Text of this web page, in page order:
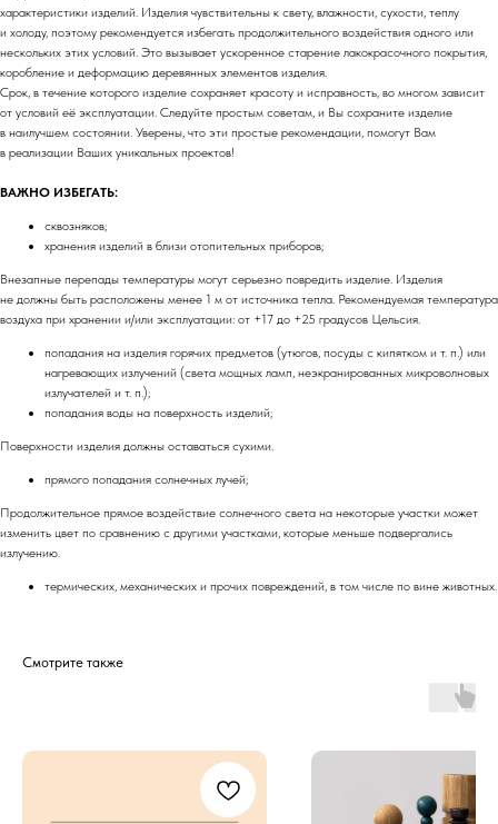
характеристики изделий. Изделия чувствительны к свету, влажности, сухости, теплу
и холоду, поэтому рекомендуется избегать продолжительного воздействия одного или
нескольких этих условий. Это вызывает ускоренное старение лакокрасочного покрытия,
коробление и деформацию деревянных элементов изделия.
Срок, в течение которого изделие сохраняет красоту и исправность, во многом зависит
от условий её эксплуатации. Следуйте простым советам, и Вы сохраните изделие
в наилучшем состоянии. Уверены, что эти простые рекомендации, помогут Вам
в реализации Ваших уникальных проектов!
ВАЖНО ИЗБЕГАТЬ:
сквозняков;
хранения изделий в близи отопительных приборов;
Внезапные перепады температуры могут серьезно повредить изделие. Изделия
не должны быть расположены менее 1 м от источника тепла. Рекомендуемая температура
воздуха при хранении и/или эксплуатации: от +17 до +25 градусов Цельсия.
попадания на изделия горячих предметов (утюгов, посуды с кипятком и т. п.) или
нагревающих излучений (света мощных ламп, неэкранированных микроволновых
излучателей и т. п.);
попадания воды на поверхность изделий;
Поверхности изделия должны оставаться сухими.
прямого попадания солнечных лучей;
Продолжительное прямое воздействие солнечного света на некоторые участки может
изменить цвет по сравнению с другими участками, которые меньше подвергались
излучению.
термических, механических и прочих повреждений, в том числе по вине животных.
Смотрите также
Корпоративные заказы
Дизайнерам / мебельщикам
Дилерам
Политика
конфиденциальности
Договор оферты
Разработка сайта
timofeev.nikita@les-wm.ru